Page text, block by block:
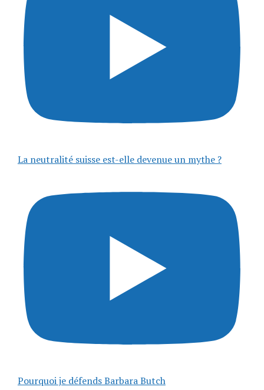
La neutralité suisse est-elle devenue un mythe ?
Pourquoi je défends Barbara Butch